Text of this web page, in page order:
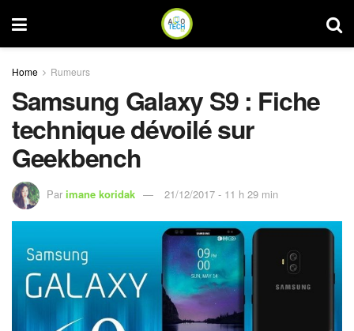
Home Rumeurs
Samsung Galaxy S9 : Fiche
technique dévoilé sur
Geekbench
Par imane koridak 21/12/2017 - 11 h 29 min